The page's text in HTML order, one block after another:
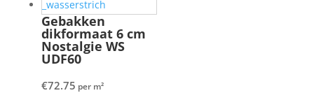
Gebakken
dikformaat 6 cm
Nostalgie WS
UDF60
€72.75 per m²